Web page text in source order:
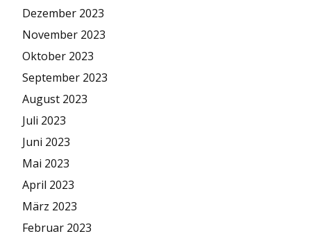
Dezember 2023
November 2023
Oktober 2023
September 2023
August 2023
Juli 2023
Juni 2023
Mai 2023
April 2023
März 2023
Februar 2023